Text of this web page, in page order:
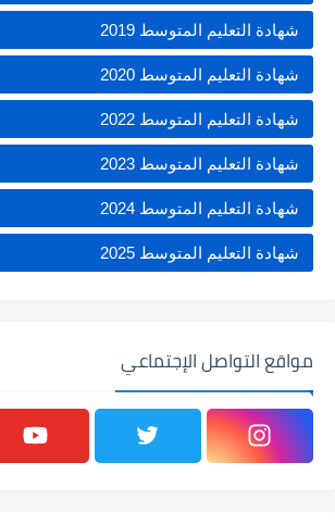
شهادة التعليم المتوسط 2019
شهادة التعليم المتوسط 2020
شهادة التعليم المتوسط 2022
شهادة التعليم المتوسط 2023
شهادة التعليم المتوسط 2024
شهادة التعليم المتوسط 2025
مواقع التواصل الإجتماعي